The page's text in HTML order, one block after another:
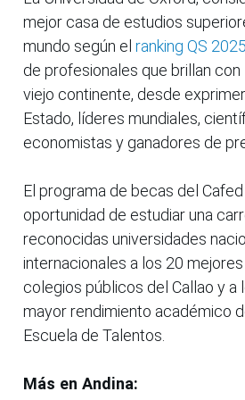
mejor casa de estudios
mundo según el ranking QS 2025
de profesionales que brillan con
viejo continente, desde
Estado, líderes mundiales,
economistas y ganadores de
El programa de becas del
oportunidad de estudiar una
reconocidas universidades
internacionales a los 20
colegios públicos del Callao y a
mayor rendimiento académico
Escuela de Talentos.
Más en Andina: